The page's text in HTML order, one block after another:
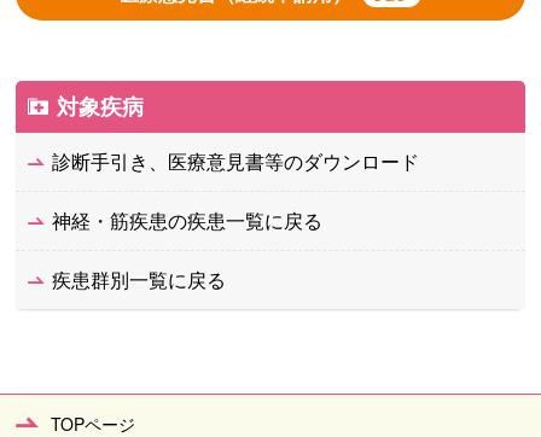
対象疾病
診断手引き、医療意見書等のダウンロード
神経・筋疾患の疾患一覧に戻る
疾患群別一覧に戻る
TOPページ